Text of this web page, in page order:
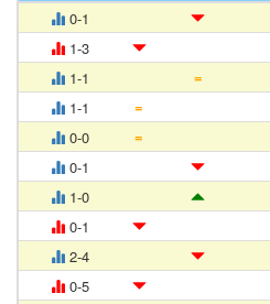
0-1
1-3
1-1
=
1-1
=
0-0
=
0-1
1-0
0-1
2-4
0-5